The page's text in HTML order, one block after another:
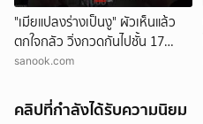
"เมียแปลงร่างเป็นงู" ผัวเห็นแล้ว
ตกใจกลัว วิ่งกวดกันไปชั้น 17
ตร.เผยบทสรุปคดีสุดแปลก!
sanook.com
คลิปที่กำลังได้รับความนิยม